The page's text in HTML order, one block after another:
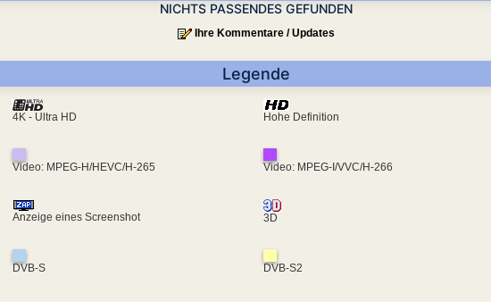
NICHTS PASSENDES GEFUNDEN
Ihre Kommentare / Updates
Legende
4K - Ultra HD Hohe Definition
Video: MPEG-H/HEVC/H-265 Video: MPEG-I/VVC/H-266
Anzeige eines Screenshot 3D
DVB-S DVB-S2